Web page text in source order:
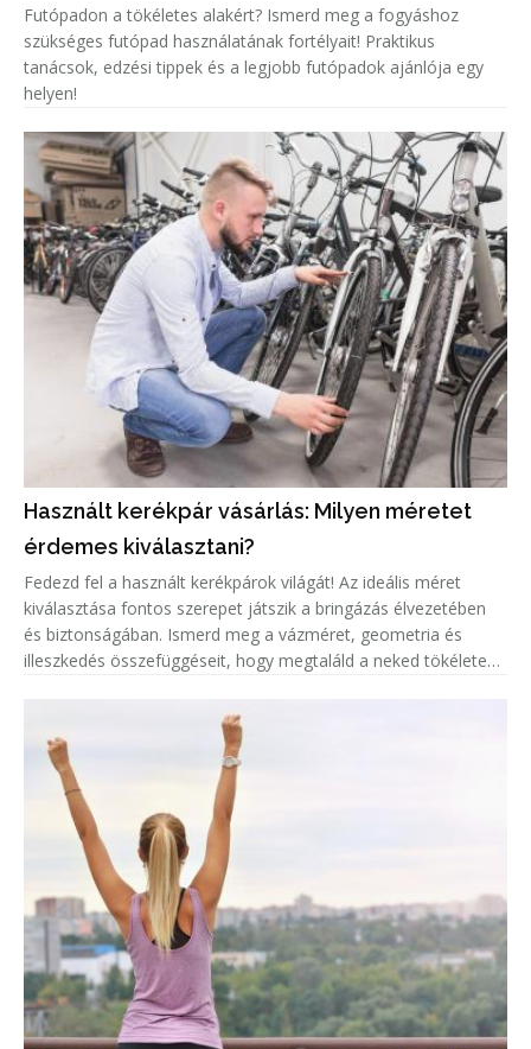
Futópadon a tökéletes alakért? Ismerd meg a fogyáshoz
szükséges futópad használatának fortélyait! Praktikus
tanácsok, edzési tippek és a legjobb futópadok ajánlója egy
helyen!
Használt kerékpár vásárlás: Milyen méretet
érdemes kiválasztani?
Fedezd fel a használt kerékpárok világát! Az ideális méret
kiválasztása fontos szerepet játszik a bringázás élvezetében
és biztonságában. Ismerd meg a vázméret, geometria és
illeszkedés összefüggéseit, hogy megtaláld a neked tökéletes